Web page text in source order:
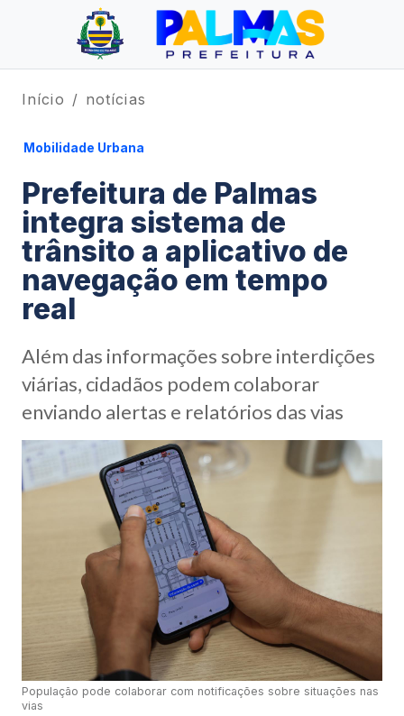
Início notícias
Mobilidade Urbana
Prefeitura de Palmas
integra sistema de
trânsito a aplicativo de
navegação em tempo
real
Além das informações sobre interdições
viárias, cidadãos podem colaborar
enviando alertas e relatórios das vias
População pode colaborar com notificações sobre situações nas
vias